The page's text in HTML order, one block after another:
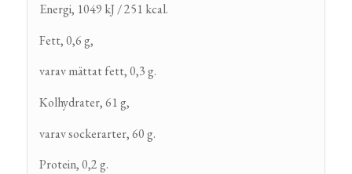
Energi, 1049 kJ / 251 kcal.
Fett, 0,6 g,
varav mättat fett, 0,3 g.
Kolhydrater, 61 g,
varav sockerarter, 60 g.
Protein, 0,2 g.